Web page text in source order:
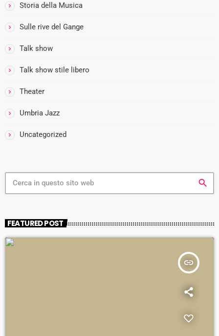
Storia della Musica
Sulle rive del Gange
Talk show
Talk show stile libero
Theater
Umbria Jazz
Uncategorized
search
FEATURED POST
insert_link